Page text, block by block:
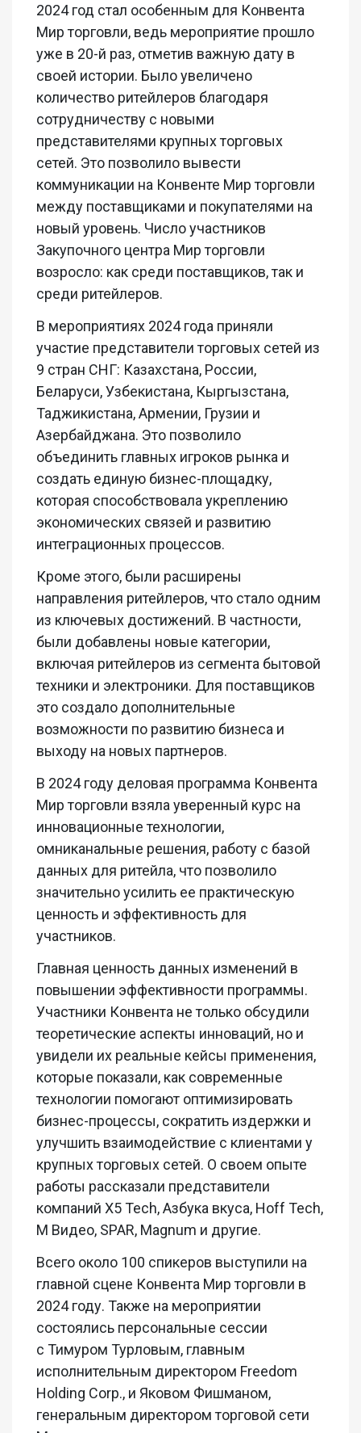
2024 год стал особенным для Конвента
Мир торговли, ведь мероприятие прошло
уже в 20-й раз, отметив важную дату в
своей истории. Было увеличено
количество ритейлеров благодаря
сотрудничеству с новыми
представителями крупных торговых
сетей. Это позволило вывести
коммуникации на Конвенте Мир торговли
между поставщиками и покупателями на
новый уровень. Число участников
Закупочного центра Мир торговли
возросло: как среди поставщиков, так и
среди ритейлеров.
В мероприятиях 2024 года приняли
участие представители торговых сетей из
9 стран СНГ: Казахстана, России,
Беларуси, Узбекистана, Кыргызстана,
Таджикистана, Армении, Грузии и
Азербайджана. Это позволило
объединить главных игроков рынка и
создать единую бизнес-площадку,
которая способствовала укреплению
экономических связей и развитию
интеграционных процессов.
Кроме этого, были расширены
направления ритейлеров, что стало одним
из ключевых достижений. В частности,
были добавлены новые категории,
включая ритейлеров из сегмента бытовой
техники и электроники. Для поставщиков
это создало дополнительные
возможности по развитию бизнеса и
выходу на новых партнеров.
В 2024 году деловая программа Конвента
Мир торговли взяла уверенный курс на
инновационные технологии,
омниканальные решения, работу с базой
данных для ритейла, что позволило
значительно усилить ее практическую
ценность и эффективность для
участников.
Главная ценность данных изменений в
повышении эффективности программы.
Участники Конвента не только обсудили
теоретические аспекты инноваций, но и
увидели их реальные кейсы применения,
которые показали, как современные
технологии помогают оптимизировать
бизнес-процессы, сократить издержки и
улучшить взаимодействие с клиентами у
крупных торговых сетей. О своем опыте
работы рассказали представители
компаний X5 Tech, Азбука вкуса, Hoff Tech,
М Видео, SPAR, Magnum и другие.
Всего около 100 спикеров выступили на
главной сцене Конвента Мир торговли в
2024 году. Также на мероприятии
состоялись персональные сессии
с Тимуром Турловым, главным
исполнительным директором Freedom
Holding Corp., и Яковом Фишманом,
генеральным директором торговой сети